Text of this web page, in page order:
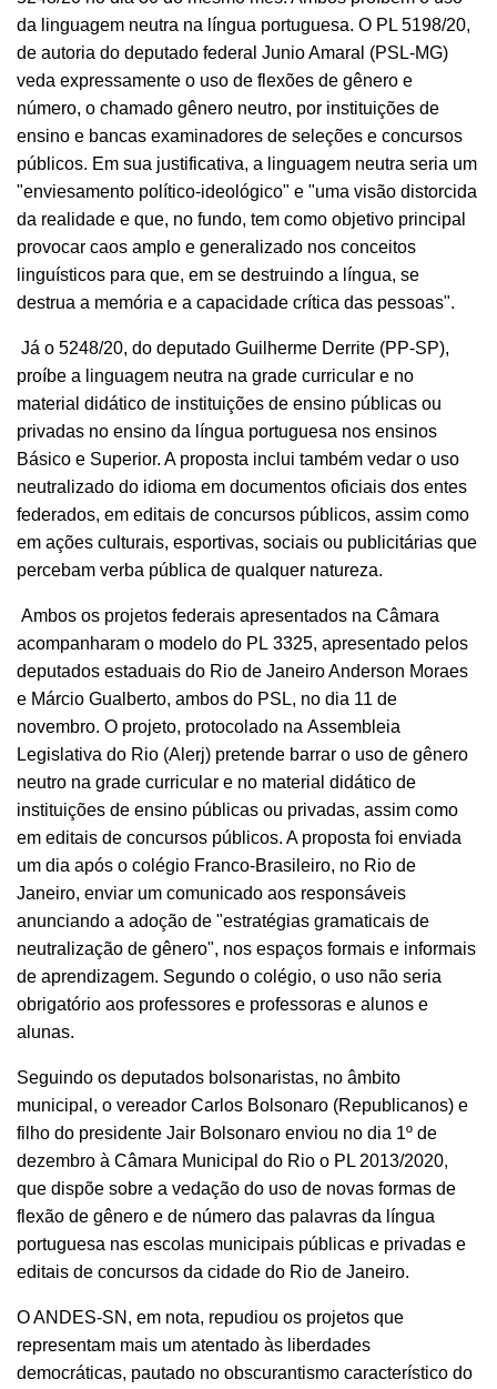
da linguagem neutra na língua portuguesa. O PL 5198/20,
de autoria do deputado federal Junio Amaral (PSL-MG)
veda expressamente o uso de flexões de gênero e
número, o chamado gênero neutro, por instituições de
ensino e bancas examinadores de seleções e concursos
públicos. Em sua justificativa, a linguagem neutra seria um
"enviesamento político-ideológico" e "uma visão distorcida
da realidade e que, no fundo, tem como objetivo principal
provocar caos amplo e generalizado nos conceitos
linguísticos para que, em se destruindo a língua, se
destrua a memória e a capacidade crítica das pessoas".
Já o 5248/20, do deputado Guilherme Derrite (PP-SP),
proíbe a linguagem neutra na grade curricular e no
material didático de instituições de ensino públicas ou
privadas no ensino da língua portuguesa nos ensinos
Básico e Superior. A proposta inclui também vedar o uso
neutralizado do idioma em documentos oficiais dos entes
federados, em editais de concursos públicos, assim como
em ações culturais, esportivas, sociais ou publicitárias que
percebam verba pública de qualquer natureza.
Ambos os projetos federais apresentados na Câmara
acompanharam o modelo do PL 3325, apresentado pelos
deputados estaduais do Rio de Janeiro Anderson Moraes
e Márcio Gualberto, ambos do PSL, no dia 11 de
novembro. O projeto, protocolado na Assembleia
Legislativa do Rio (Alerj) pretende barrar o uso de gênero
neutro na grade curricular e no material didático de
instituições de ensino públicas ou privadas, assim como
em editais de concursos públicos. A proposta foi enviada
um dia após o colégio Franco-Brasileiro, no Rio de
Janeiro, enviar um comunicado aos responsáveis
anunciando a adoção de "estratégias gramaticais de
neutralização de gênero", nos espaços formais e informais
de aprendizagem. Segundo o colégio, o uso não seria
obrigatório aos professores e professoras e alunos e
alunas.
Seguindo os deputados bolsonaristas, no âmbito
municipal, o vereador Carlos Bolsonaro (Republicanos) e
filho do presidente Jair Bolsonaro enviou no dia 1º de
dezembro à Câmara Municipal do Rio o PL 2013/2020,
que dispõe sobre a vedação do uso de novas formas de
flexão de gênero e de número das palavras da língua
portuguesa nas escolas municipais públicas e privadas e
editais de concursos da cidade do Rio de Janeiro.
O ANDES-SN, em nota, repudiou os projetos que
representam mais um atentado às liberdades
democráticas, pautado no obscurantismo característico do